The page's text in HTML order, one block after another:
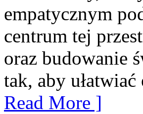
empatycznym
centrum tej
oraz budowanie
tak, aby
Read More ]